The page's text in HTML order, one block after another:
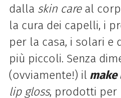
dalla skin careal
la cura dei capelli, i
per la casa, i solari e
più piccoli. Senza
(ovviamente!) il make
lip gloss, prodotti per